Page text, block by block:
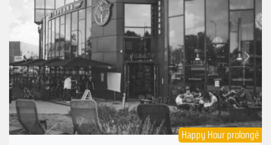
Précédent
Suivant
Happy Hour prolongé